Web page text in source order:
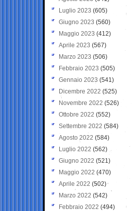
Luglio 2023 (605)
Giugno 2023 (560)
Maggio 2023 (412)
Aprile 2023 (567)
Marzo 2023 (506)
Febbraio 2023 (505)
Gennaio 2023 (541)
Dicembre 2022 (525)
Novembre 2022 (526)
Ottobre 2022 (552)
Settembre 2022 (584)
Agosto 2022 (584)
Luglio 2022 (562)
Giugno 2022 (521)
Maggio 2022 (470)
Aprile 2022 (502)
Marzo 2022 (542)
Febbraio 2022 (494)